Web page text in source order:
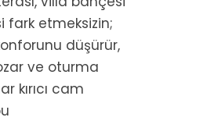
fark etmeksizin;
düşürür,
ve oturma
kırıcı cam